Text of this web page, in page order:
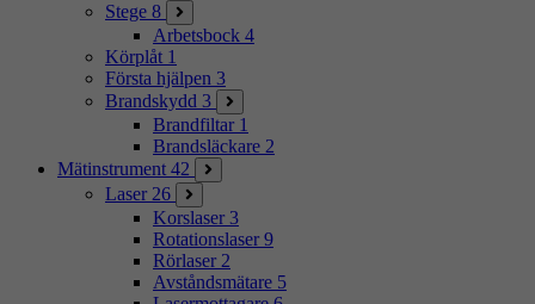
Stege 8
Arbetsbock 4
Körplåt 1
Första hjälpen 3
Brandskydd 3
Brandfiltar 1
Brandsläckare 2
Mätinstrument 42
Laser 26
Korslaser 3
Rotationslaser 9
Rörlaser 2
Avståndsmätare 5